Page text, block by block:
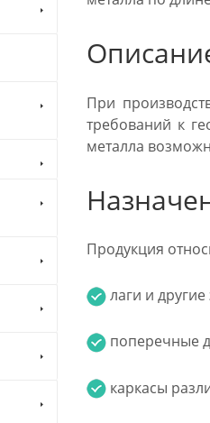
При
требований к
металла
Продукция
лаги и
поперечные
каркасы